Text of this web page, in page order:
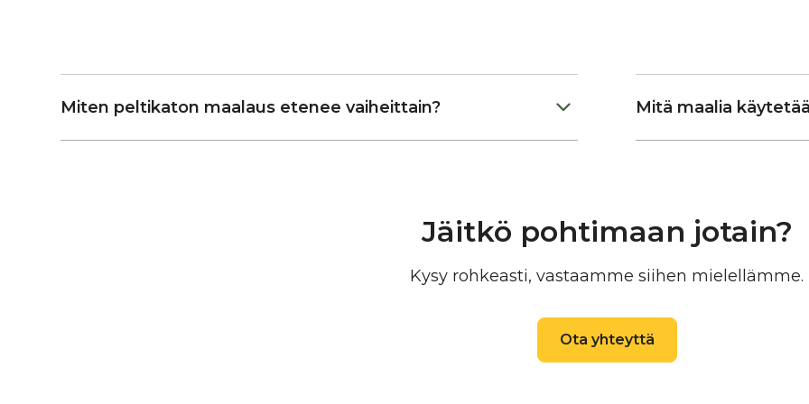
Miten peltikaton maalaus etenee vaiheittain?
Tarvittaessa käytetään pesurin yhteyteen liitettävää vedenlämmitintä.
Mitä maalia
Tavallisissa
eri sideaineita, joita
Kyseiset sideaineet
erinomaisen tartunnan
Jäitkö pohtimaan jotain?
Kysy rohkeasti, vastaamme siihen mielellämme.
Ota yhteyttä